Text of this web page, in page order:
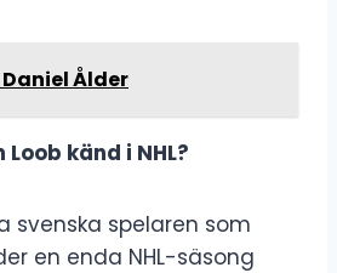
Daniel Ålder
känd i NHL?
svenska spelaren som
en enda NHL-säsong